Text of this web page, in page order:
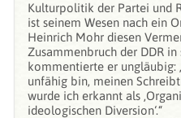
Kulturpolitik der Partei und
ist seinem Wesen nach ein
Heinrich Mohr diesen
Zusammenbruch der DDR
kommentierte er ungläubig:
unfähig bin, meinen
wurde ich erkannt als
ideologischen Diversion‘.“